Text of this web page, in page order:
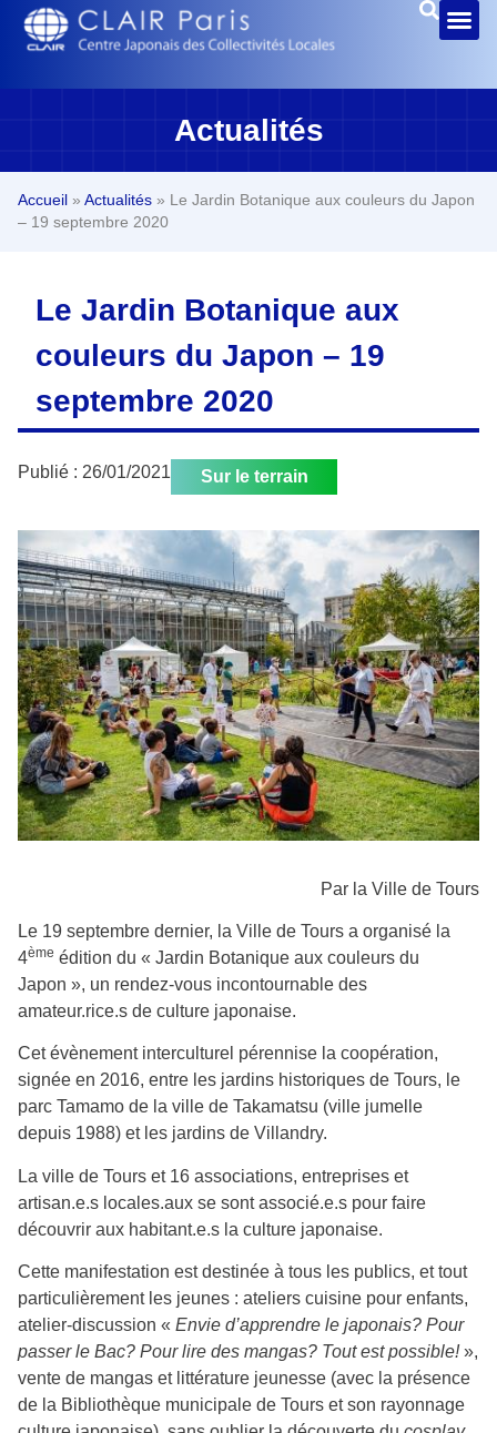
Actualités
Accueil » Actualités » Le Jardin Botanique aux couleurs du Japon
– 19 septembre 2020
Le Jardin Botanique aux
couleurs du Japon – 19
septembre 2020
Publié : 26/01/2021 Sur le terrain
Par la Ville de Tours
Le 19 septembre dernier, la Ville de Tours a organisé la
4ème édition du « Jardin Botanique aux couleurs du
Japon », un rendez-vous incontournable des
amateur.rice.s de culture japonaise.
Cet évènement interculturel pérennise la coopération,
signée en 2016, entre les jardins historiques de Tours, le
parc Tamamo de la ville de Takamatsu (ville jumelle
depuis 1988) et les jardins de Villandry.
La ville de Tours et 16 associations, entreprises et
artisan.e.s locales.aux se sont associé.e.s pour faire
découvrir aux habitant.e.s la culture japonaise.
Cette manifestation est destinée à tous les publics, et tout
particulièrement les jeunes : ateliers cuisine pour enfants,
atelier-discussion « Envie d’apprendre le japonais? Pour
passer le Bac? Pour lire des mangas? Tout est possible!»,
vente de mangas et littérature jeunesse (avec la présence
de la Bibliothèque municipale de Tours et son rayonnage